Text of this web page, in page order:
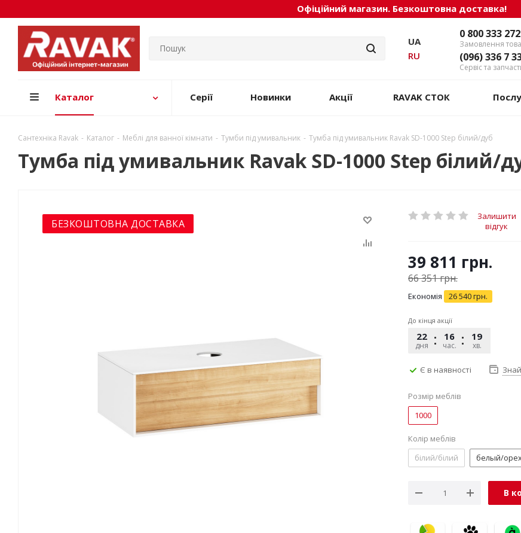
Офіційний магазин. Безкоштовна доставка!
0 800 333 272
Замовлення
(096) 336 7
Сервіс та
UA
RU
Каталог Серії Новинки Акції RAVAK СТОК
Сантехніка Ravak - Каталог - Меблі для ванної кімнати - Тумби під умивальник - Тумба під умивальник Ravak SD-1000 Step білий/дуб
Тумба під умивальник Ravak SD-1000 Step білий/
БЕЗКОШТОВНА ДОСТАВКА
Залишити
відгук
39 811 грн.
66 351грн.
Економія 26 540грн.
До кінця акції
22
дня
16
час.
19
хв.
Є в наявності
Розмір меблів
1000
Колір меблів
білий/білий
белый/
В